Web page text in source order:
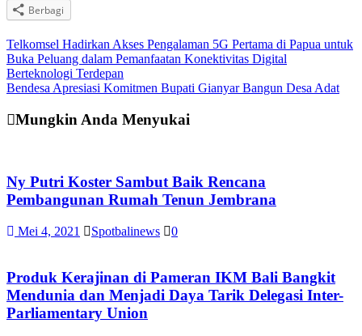
Berbagi
Navigasi
pos
Telkomsel Hadirkan Akses Pengalaman 5G Pertama di Papua untuk
Buka Peluang dalam Pemanfaatan Konektivitas Digital
Berteknologi Terdepan
Bendesa Apresiasi Komitmen Bupati Gianyar Bangun Desa Adat
Mungkin Anda Menyukai
Ny Putri Koster Sambut Baik Rencana
Pembangunan Rumah Tenun Jembrana
Mei 4, 2021 Spotbalinews 0
Produk Kerajinan di Pameran IKM Bali Bangkit
Mendunia dan Menjadi Daya Tarik Delegasi Inter-
Parliamentary Union